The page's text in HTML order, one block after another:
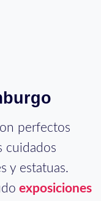
perfectos
cuidados
y estatuas.
exposiciones